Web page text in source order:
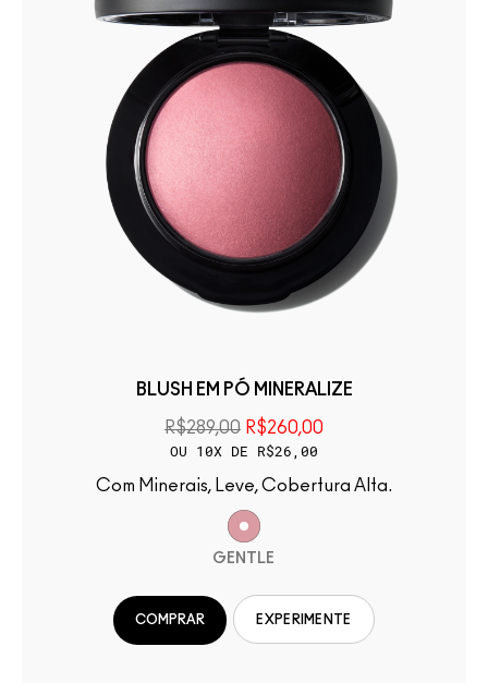
BLUSH EM PÓ MINERALIZE
R$289,00 R$260,00
OU 10X DE R$26,00
Com Minerais, Leve, Cobertura Alta.
GENTLE
COMPRAR EXPERIMENTE